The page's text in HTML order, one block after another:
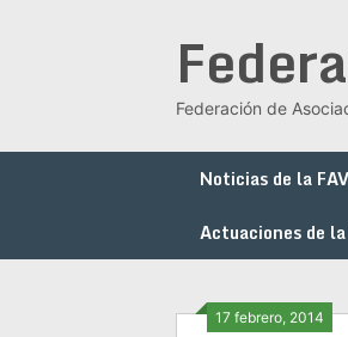
Federación de
Noticias de la FAV
Actuaciones de la
17 febrero, 2014